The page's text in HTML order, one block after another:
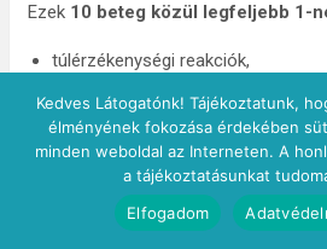
Ezek 10 beteg közül legfeljebb 1-
túlérzékenységi reakciók,
fejfájás,
hányás,
hányinger,
hasmenés,
gyomorfájdalom,
Kedves Látogatónk! Tájékoztatunk,
élményének fokozása érdekében
minden weboldal az Interneten. A
a tájékoztatásunkat
Elfogadom